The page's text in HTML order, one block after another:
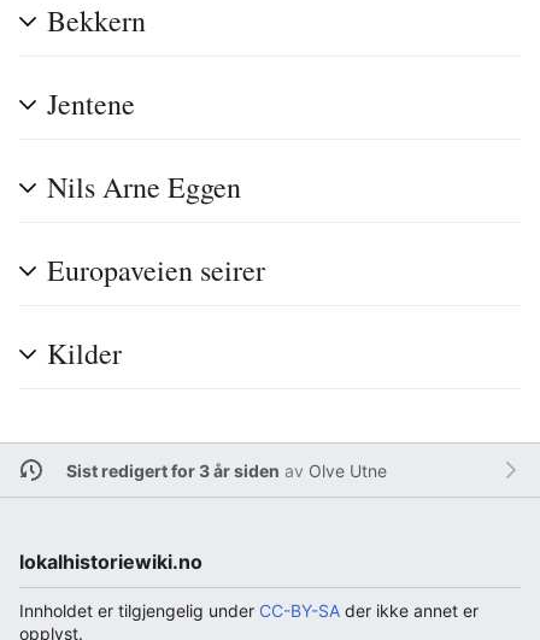
Bekkern
Jentene
Nils Arne Eggen
Europaveien seirer
Kilder
Sist redigert for 3 år siden av Olve Utne
lokalhistoriewiki.no
Innholdet er tilgjengelig under CC-BY-SA der ikke annet er
opplyst.